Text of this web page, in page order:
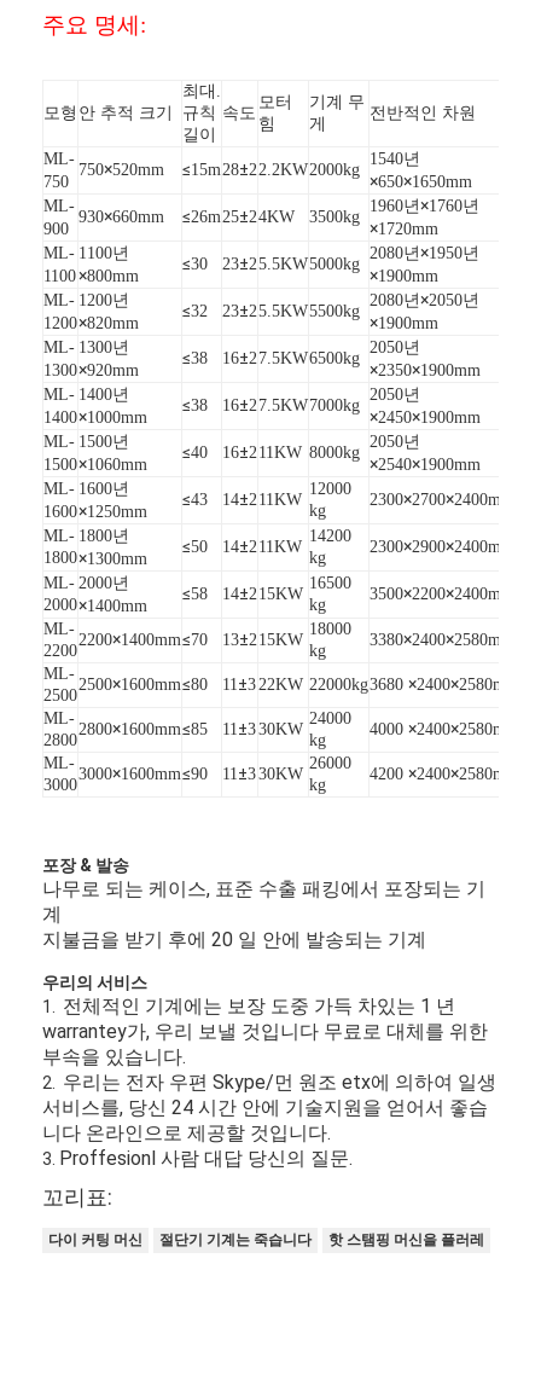
집
제품
비디오
주요 명세:
모형 안 추적 크기
최대.
규칙
길이
속도
모터
힘
기계 무
게
전반적인 차원
ML-
750
750×520mm ≤15m 28±2 2.2KW2000kg
1540년
×650×1650mm
ML-
900
930×660mm ≤26m 25±24KW 3500kg
1960년×1760년
×1720mm
ML-
1100
1100년
×800mm
≤30 23±25.5KW5000kg
2080년×1950년
×1900mm
ML-
1200
1200년
×820mm
≤32 23±25.5KW5500kg
2080년×2050년
×1900mm
ML-
1300
1300년
×920mm
≤38 16±2 7.5KW6500kg
2050년
×2350×1900mm
ML-
1400
1400년
×1000mm
≤38 16±2 7.5KW7000kg
2050년
×2450×1900mm
ML-
1500
1500년
×1060mm
≤40 16±2 11KW 8000kg
2050년
×2540×1900mm
ML-
1600
1600년
×1250mm
≤43 14±2 11KW
12000
kg
2300×2700×2400mm
ML-
1800
1800년
×1300mm
≤50 14±2 11KW
14200
kg
2300×2900×2400mm
ML-
2000
2000년
×1400mm
≤58 14±2 15KW
16500
kg
3500×2200×2400mm
ML-
2200
2200×1400mm≤70 13±2 15KW
18000
kg
3380×2400×2580mm
ML-
2500
2500×1600mm≤80 11 ±3 22KW 22000kg3680×2400×2580mm
ML-
2800
2800×1600mm≤85 11 ±330KW
24000
kg
4000×2400×2580mm
ML-
3000
3000×1600mm≤90 11 ±330KW
26000
kg
4200×2400×2580mm
포장 & 발송
나무로 되는 케이스, 표준 수출 패킹에서 포장되는 기
계
지불금을 받기 후에 20 일 안에 발송되는 기계
우리의 서비스
1. 전체적인 기계에는 보장 도중 가득 차있는 1 년
warrantey가, 우리 보낼 것입니다 무료로 대체를 위한
부속을 있습니다.
2. 우리는 전자 우편 Skype/먼 원조 etx에 의하여 일생
서비스를, 당신 24 시간 안에 기술지원을 얻어서 좋습
니다 온라인으로 제공할 것입니다.
3. Proffesionl 사람 대답 당신의 질문.
꼬리표:
다이 커팅 머신 절단기 기계는 죽습니다 핫 스탬핑 머신을 플러레